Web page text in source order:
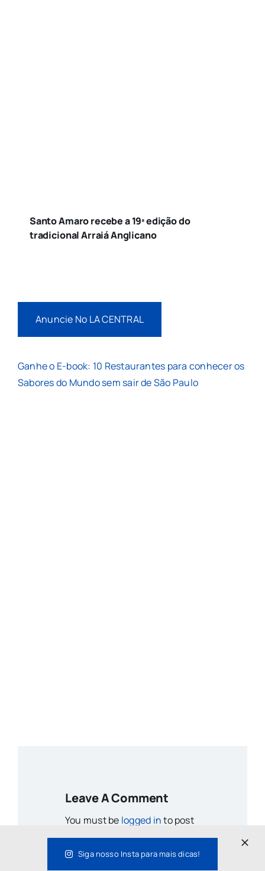
Santo Amaro recebe a 19ª edição do
tradicional Arraiá Anglicano
Anuncie No LA CENTRAL
Ganhe o E-book: 10 Restaurantes para conhecer os
Sabores do Mundo sem sair de São Paulo
Leave A Comment
You must be logged into post
a comment.
Siga nosso Insta para mais dicas!